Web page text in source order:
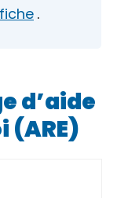
fiche .
d’aide
(ARE)